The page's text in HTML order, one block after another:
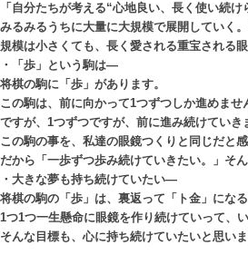
「自分たちが考える“心地良い、長く使い続
みるみるうちに大量に大規模で展開していく
規模は小さくても、長く愛される重宝される
・「歩」という駒は—
将棋の駒に「歩」があります。
この駒は、前に向かって1つずつしか進めませ
ですが、1つずつですが、前に進み続けていき
この駒の事を、私達の眼鏡つくりと同じだと感
だから「一歩ずつ歩み続けていきたい。」そ
・大きな夢も持ち続けていたい―
将棋の駒の「歩」は、裏返って「ト金」にな
1つ1つ一生懸命に眼鏡を作り続けていって、
そんな目標も、心に持ち続けていたいと思いま